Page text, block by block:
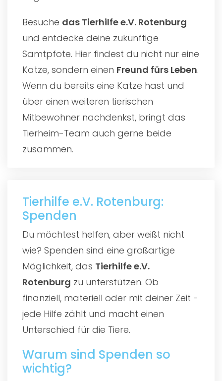
Besuche das Tierhilfe e.V. Rotenburg
und entdecke deine zukünftige
Samtpfote. Hier findest du nicht nur eine
Katze, sondern einen Freund fürs Leben.
Wenn du bereits eine Katze hast und
über einen weiteren tierischen
Mitbewohner nachdenkst, bringt das
Tierheim-Team auch gerne beide
zusammen.
Tierhilfe e.V. Rotenburg:
Spenden
Du möchtest helfen, aber weißt nicht
wie? Spenden sind eine großartige
Möglichkeit, das Tierhilfe e.V.
Rotenburg zu unterstützen. Ob
finanziell, materiell oder mit deiner Zeit -
jede Hilfe zählt und macht einen
Unterschied für die Tiere.
Warum sind Spenden so
wichtig?